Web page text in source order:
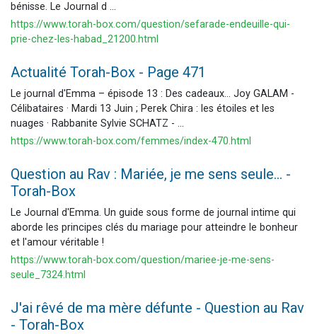
bénisse. Le Journal d ...
https://www.torah-box.com/question/sefarade-endeuille-qui-
prie-chez-les-habad_21200.html
Actualité Torah-Box - Page 471
Le journal d'Emma – épisode 13 : Des cadeaux... Joy GALAM -
Célibataires · Mardi 13 Juin ; Perek Chira : les étoiles et les
nuages · Rabbanite Sylvie SCHATZ - ...
https://www.torah-box.com/femmes/index-470.html
Question au Rav : Mariée, je me sens seule... -
Torah-Box
Le Journal d'Emma. Un guide sous forme de journal intime qui
aborde les principes clés du mariage pour atteindre le bonheur
et l'amour véritable !
https://www.torah-box.com/question/mariee-je-me-sens-
seule_7324.html
J'ai rêvé de ma mère défunte - Question au Rav
- Torah-Box